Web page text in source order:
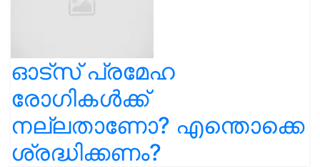
ഓട്സ് പ്രമേഹ
രോഗികൾക്ക്
നല്ലതാണോ? എന്തൊക്കെ
ശ്രദ്ധിക്കണം?